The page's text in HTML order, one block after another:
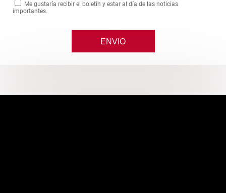
Me gustaría recibir el boletín y estar al día de las noticias
importantes.